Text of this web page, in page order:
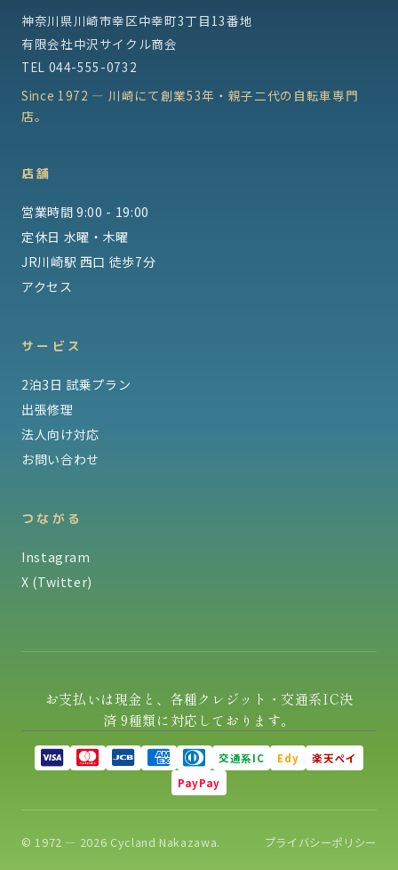
神奈川県川崎市幸区中幸町3丁目13番地
有限会社中沢サイクル商会
TEL 044-555-0732
Since 1972 — 川崎にて創業53年・親子二代の自転車専門
店。
店舗
営業時間 9:00 - 19:00
定休日 水曜・木曜
JR川崎駅 西口 徒歩7分
アクセス
サービス
2泊3日 試乗プラン
出張修理
法人向け対応
お問い合わせ
つながる
Instagram
X (Twitter)
お支払いは現金と、各種クレジット・交通系IC決
済 9種類に対応しております。
交通系IC Edy
楽天ペイ
PayPay
© 1972 — 2026 Cycland Nakazawa. プライバシーポリシー